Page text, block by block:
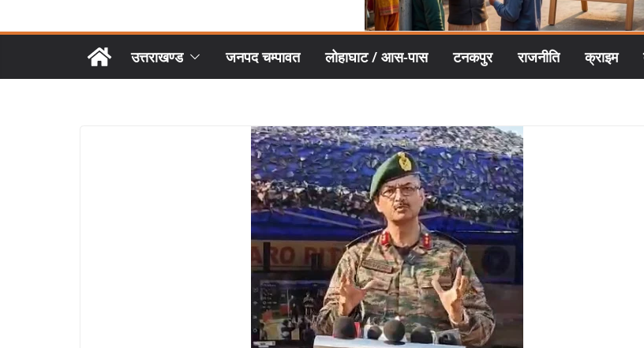
उत्तराखण्ड जनपद चम्पावत लोहाघाट / आस-पास टनकपुर राजनीति क्राइम